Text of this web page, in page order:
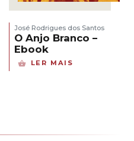
José Rodrigues dos Santos
O Anjo Branco –
Ebook
LER MAIS